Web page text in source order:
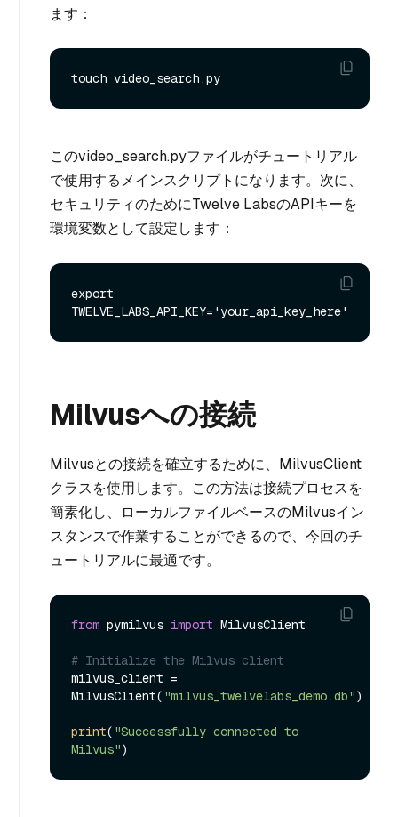
ます：
このvideo_search.pyファイルがチュートリアル
で使用するメインスクリプトになります。次に、
セキュリティのためにTwelve LabsのAPIキーを
環境変数として設定します：
export
Milvusへの接続
Milvusとの接続を確立するために、MilvusClient
クラスを使用します。この方法は接続プロセスを
簡素化し、ローカルファイルベースのMilvusイン
スタンスで作業することができるので、今回のチ
ュートリアルに最適です。
from pymilvus import MilvusClient
# Initialize the Milvus client
milvus_client =
MilvusClient( "milvus_twelvelabs_demo.db")
print( "Successfully connected to
Milvus"